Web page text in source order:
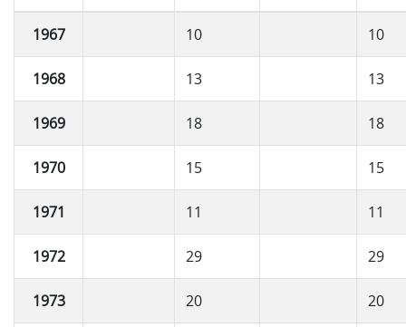
1967 10 10
1968 13 13
1969 18 18
1970 15 15
1971 11 11
1972 29 29
1973 20 20